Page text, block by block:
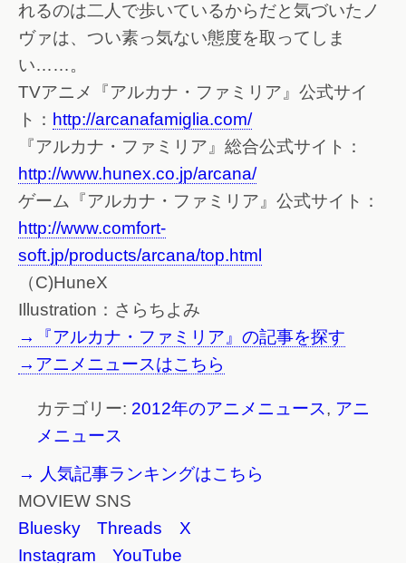
れるのは二人で歩いているからだと気づいたノ
ヴァは、つい素っ気ない態度を取ってしま
い……。
TVアニメ『アルカナ・ファミリア』公式サイ
ト： http://arcanafamiglia.com/
『アルカナ・ファミリア』総合公式サイト：
http://www.hunex.co.jp/arcana/
ゲーム『アルカナ・ファミリア』公式サイト：
http://www.comfort-
soft.jp/products/arcana/top.html
（C)HuneX
Illustration：さらちよみ
→『アルカナ・ファミリア』の記事を探す
→アニメニュースはこちら
カテゴリー: 2012年のアニメニュース, アニ
メニュース
→ 人気記事ランキングはこちら
MOVIEW SNS
Bluesky
Threads
X
Instagram
YouTube